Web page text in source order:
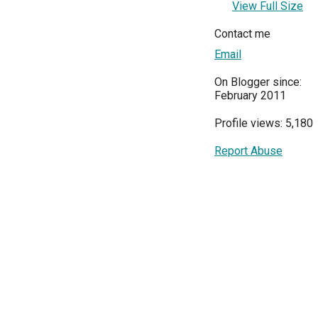
View Full Size
Contact me
Email
On Blogger since:
February 2011
Profile views: 5,180
Report Abuse